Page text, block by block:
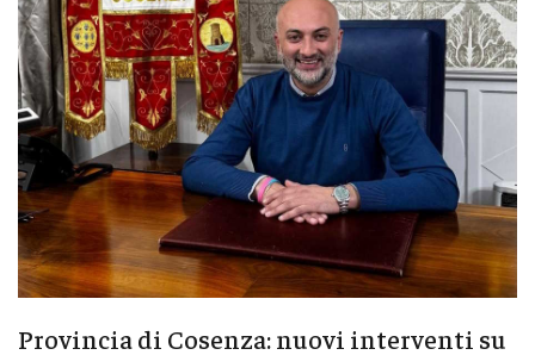
Provincia di Cosenza: nuovi interventi su